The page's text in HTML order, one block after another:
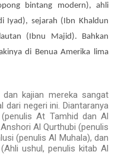
bintang modern), ahli
Iyad), sejarah (Ibn Khaldun
(Ibnu Majid). Bahkan
di Benua Amerika lima
kajian mereka sangat
negeri ini. Diantaranya
At Tamhid dan Al
Al Qurthubi (penulis
(penulis Al Muhala), dan
ushul, penulis kitab Al